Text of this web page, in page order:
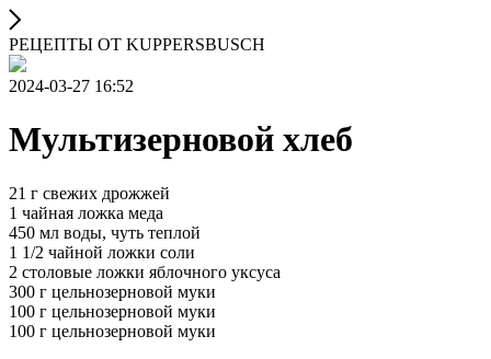
РЕЦЕПТЫ ОТ KUPPERSBUSCH
2024-03-27 16:52
Мультизерновой хлеб
21 г свежих дрожжей
1 чайная ложка меда
450 мл воды, чуть теплой
1 1/2 чайной ложки соли
2 столовые ложки яблочного уксуса
300 г цельнозерновой муки
100 г цельнозерновой муки
100 г цельнозерновой муки